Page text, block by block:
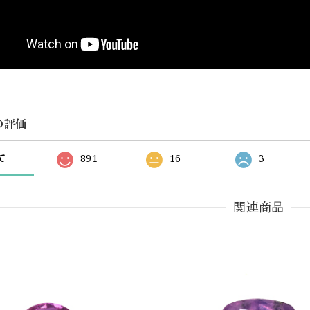
評価
891 16 3
関連商品